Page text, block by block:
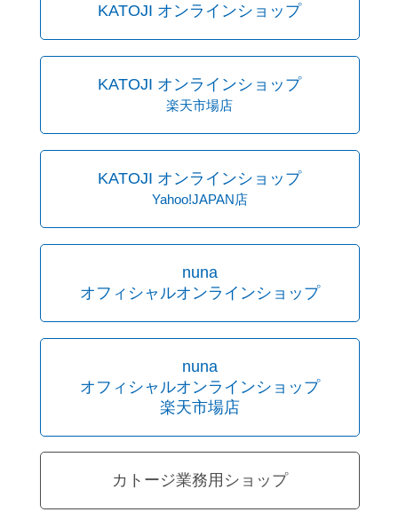
KATOJI オンラインショップ
KATOJI オンラインショップ
楽天市場店
KATOJI オンラインショップ
Yahoo!JAPAN店
nuna
オフィシャルオンラインショップ
nuna
オフィシャルオンラインショップ
楽天市場店
カトージ業務用ショップ